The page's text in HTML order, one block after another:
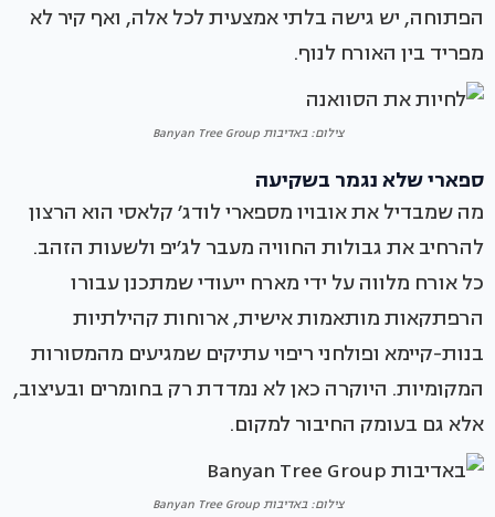
הפתוחה, יש גישה בלתי אמצעית לכל אלה, ואף קיר לא
מפריד בין האורח לנוף.
צילום: באדיבות Banyan Tree Group
ספארי שלא נגמר בשקיעה
מה שמבדיל את אובויו מספארי לודג׳ קלאסי הוא הרצון
להרחיב את גבולות החוויה מעבר לג׳יפ ולשעות הזהב.
כל אורח מלווה על ידי מארח ייעודי שמתכנן עבורו
הרפתקאות מותאמות אישית, ארוחות קהילתיות
בנות-קיימא ופולחני ריפוי עתיקים שמגיעים מהמסורות
המקומיות. היוקרה כאן לא נמדדת רק בחומרים ובעיצוב,
אלא גם בעומק החיבור למקום.
צילום: באדיבות Banyan Tree Group